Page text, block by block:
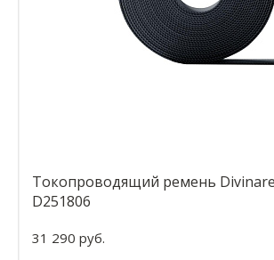
Токопроводящий ремень
D251806
31 290 руб.